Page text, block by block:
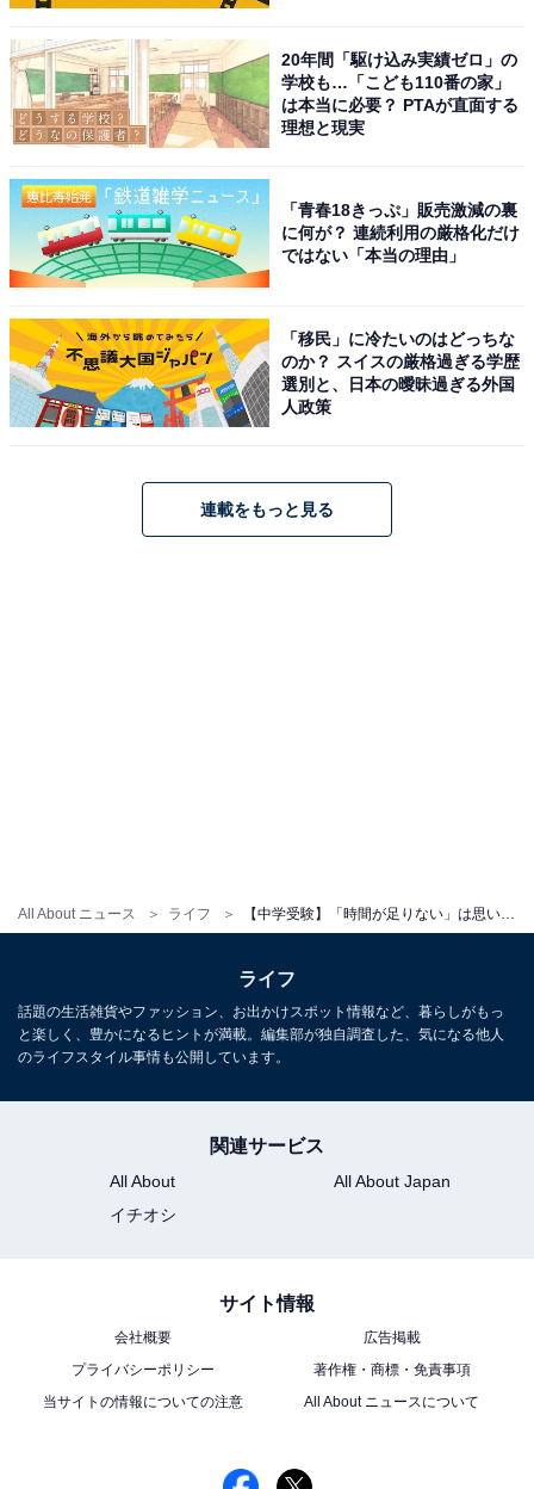
All About ニュース ライフ 【中学受験】「時間が足りない」は思い込み？ 睡眠か勉強か…プロが教える直前期「捨てて勝つ」合格戦略
20年間「駆け込み実績ゼロ」の
学校も…「こども110番の家」
は本当に必要？ PTAが直面する
理想と現実
「青春18きっぷ」販売激減の裏
に何が？ 連続利用の厳格化だけ
ではない「本当の理由」
「移民」に冷たいのはどっちな
のか？ スイスの厳格過ぎる学歴
選別と、日本の曖昧過ぎる外国
人政策
連載をもっと見る
ライフ
話題の生活雑貨やファッション、お出かけスポット情報など、暮らしがもっ
と楽しく、豊かになるヒントが満載。編集部が独自調査した、気になる他人
のライフスタイル事情も公開しています。
関連サービス
All About
All About Japan
イチオシ
サイト情報
会社概要
広告掲載
プライバシーポリシー
著作権・商標・免責事項
当サイトの情報についての注意
All About ニュースについて